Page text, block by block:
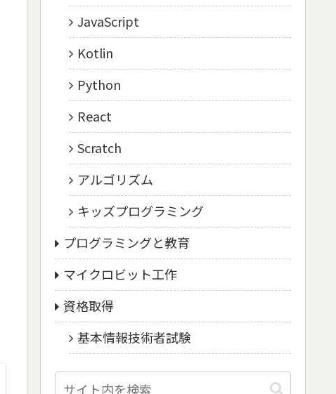
JavaScript
Kotlin
Python
React
Scratch
アルゴリズム
キッズプログラミング
プログラミングと教育
マイクロビット工作
資格取得
基本情報技術者試験